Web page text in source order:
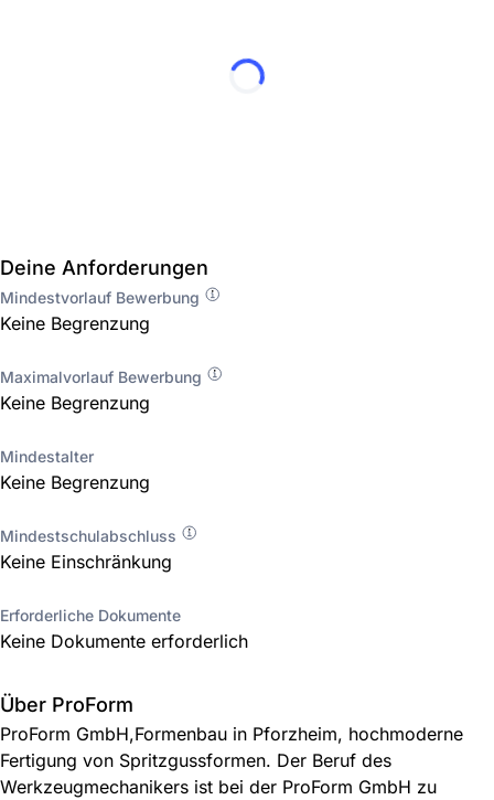
Deine Anforderungen
Mindestvorlauf Bewerbung
Keine Begrenzung
Maximalvorlauf Bewerbung
Keine Begrenzung
Mindestalter
Keine Begrenzung
Mindestschulabschluss
Keine Einschränkung
Erforderliche Dokumente
Keine Dokumente erforderlich
Über ProForm
ProForm GmbH,Formenbau in Pforzheim, hochmoderne
Fertigung von Spritzgussformen. Der Beruf des
Werkzeugmechanikers ist bei der ProForm GmbH zu